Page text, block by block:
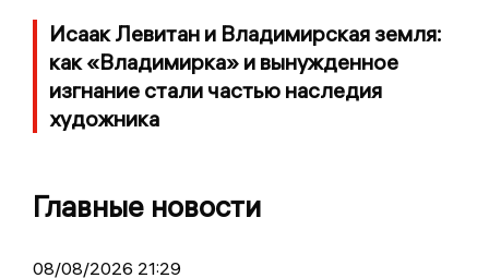
Исаак Левитан и Владимирская земля:
как «Владимирка» и вынужденное
изгнание стали частью наследия
художника
Главные новости
08/08/2026 21:29